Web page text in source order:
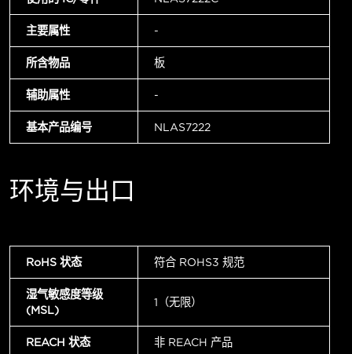
主要属性 -
所含物品 板
辅助属性 -
基本产品编号 NLAS7222
环境与出口
RoHS 状态 符合 ROHS3 规范
湿气敏感度等级
(MSL)
1（无限）
REACH 状态 非 REACH 产品